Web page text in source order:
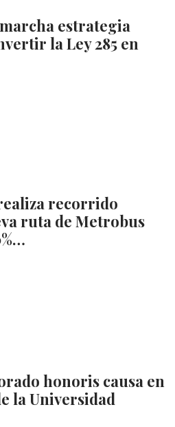
estrategia
la Ley 285 en
recorrido
ruta de Metrobus
honoris causa en
la Universidad